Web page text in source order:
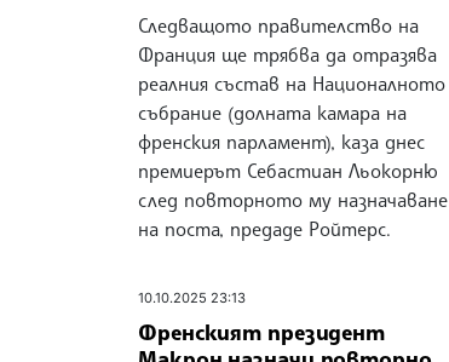
Следващото правителство на
Франция ще трябва да отразява
реалния състав на Националното
събрание (долната камара на
френския парламент), каза днес
премиерът Себастиан Льокорню
след повторното му назначаване
на поста, предаде Ройтерс.
10.10.2025 23:13
Френският президент